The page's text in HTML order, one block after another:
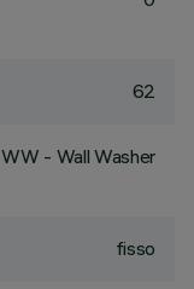
62
WW - Wall Washer
fisso